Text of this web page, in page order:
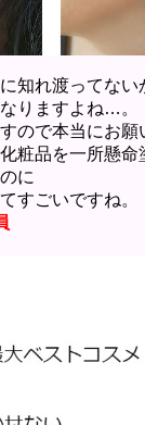
知れ渡ってない
りますよね…。
ので本当にお願
粧品を一所懸命
に
すごいですね。